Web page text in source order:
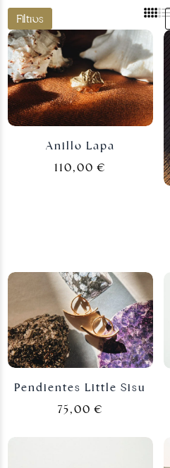
Filtros
Anillo Lapa
110,00€
Pendientes Little Sisu
75,00€
Joyas doradas